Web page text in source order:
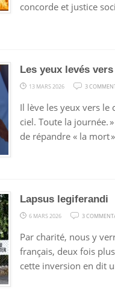
concorde et justice
Les yeux levés
13 MARS 2026 3
Il lève les yeux vers le
ciel. Toute la journée.
de répandre « la mort »
Lapsus legiferandi
6 MARS 2026 3
Par charité, nous y
français, deux fois
cette inversion en dit